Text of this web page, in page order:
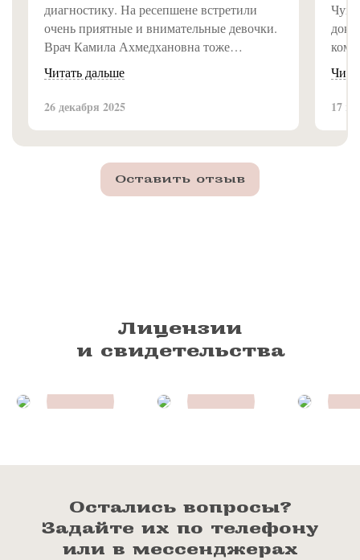
диагностику. На ресепшене встретили
очень приятные и внимательные девочки.
Врач Камила Ахмедхановна тоже
замечательная, всё объяснила доступно и
подробно. Впечатление от клиники самое
приятное, рекомендую!
Читать дальше
26 декабря 2025 17
Оставить отзыв
Лицензии
и свидетельства
Остались вопросы?
Задайте их по телефону
или в мессенджерах